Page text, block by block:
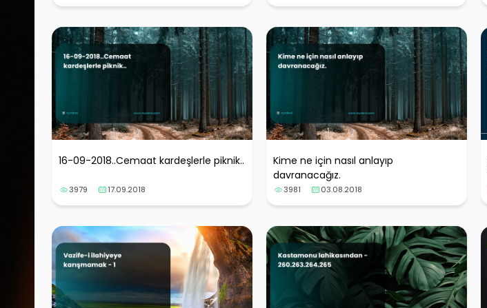
16-09-2018..Cemaat kardeşlerle piknik..
3979 17.09.2018
Kime ne için nasıl anlayıp
davranacağız.
3981 03.08.2018